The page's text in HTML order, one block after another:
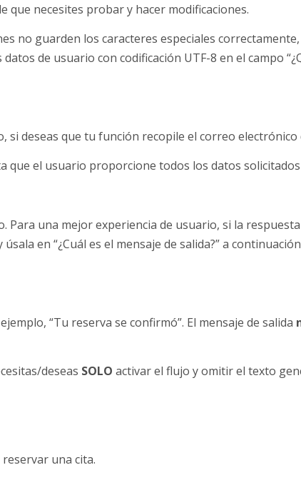
que necesites probar y hacer modificaciones.
no guarden los caracteres especiales
de usuario con codificación UTF-8 en el campo
si deseas que tu función recopile el correo
que el usuario proporcione todos los datos solicitados
Para una mejor experiencia de usuario, si la
en “¿Cuál es el mensaje de salida?” a
“Tu reserva se confirmó”. El mensaje de salida
deseas SOLO activar el flujo y omitir el texto
una cita.